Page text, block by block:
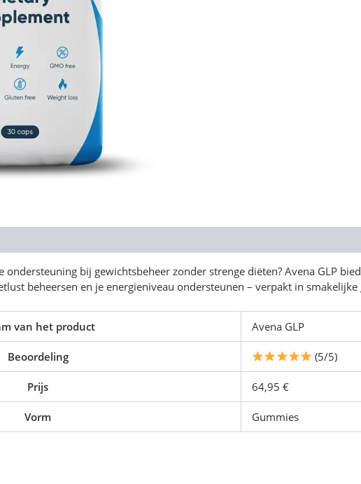
ondersteuning bij gewichtsbeheer zonder strenge diëten? Avena GLP
beheersen en je energieniveau ondersteunen – verpakt in smakelijke
van het product Avena GLP
Beoordeling (5/5)
Prijs 64,95 €
Vorm Gummies